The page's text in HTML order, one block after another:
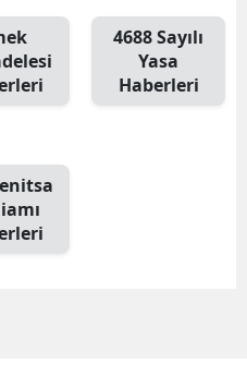
4688 Sayılı
Yasa
Haberleri